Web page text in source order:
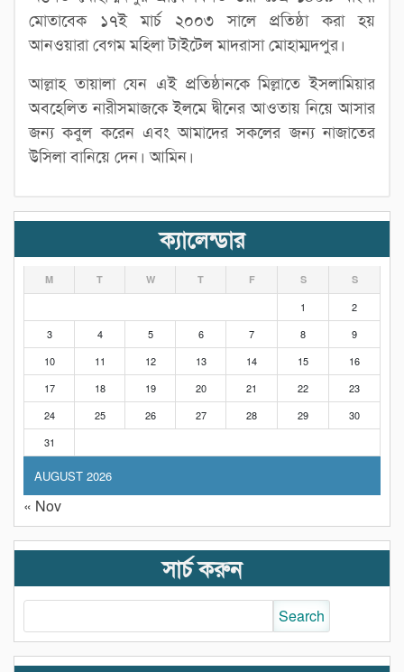
মোতাবেক ১৭ই মার্চ ২০০৩ সালে প্রতিষ্ঠা করা হয়
আনওয়ারা বেগম মহিলা টাইটেল মাদরাসা মোহাম্মদপুর।
আল্লাহ তায়ালা যেন এই প্রতিষ্ঠানকে মিল্লাতে ইসলামিয়ার
অবহেলিত নারীসমাজকে ইলমে দ্বীনের আওতায় নিয়ে আসার
জন্য কবুল করেন এবং আমাদের সকলের জন্য নাজাতের
উসিলা বানিয়ে দেন। আমিন।
ক্যালেন্ডার
AUGUST 2026
M T W T F S S
1
2
3
4 5 6 7 8
9
10
11 12 13 14 15
16
17
18 19 20 21 22
23
24
25 26 27 28 29
30
31
« Nov
সার্চ করুন